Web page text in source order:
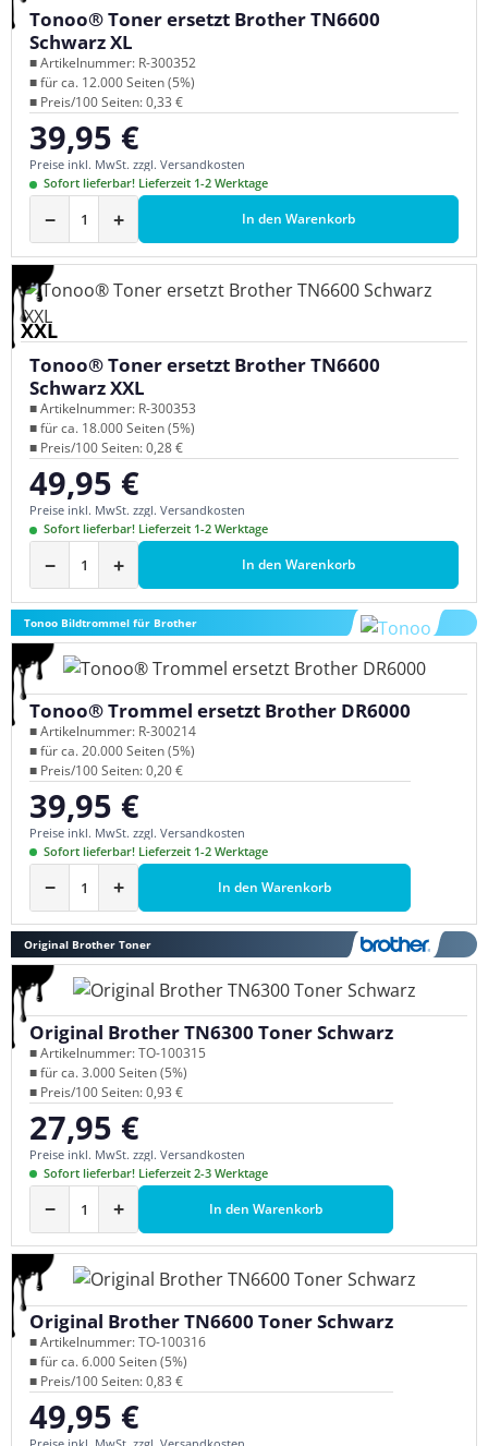
Tonoo® Toner ersetzt Brother TN6600
Schwarz XL
■ Artikelnummer: R-300352
■ für ca. 12.000 Seiten (5%)
■ Preis/100 Seiten: 0,33 €
Regulärer Preis:
39,95 €
Preise inkl. MwSt. zzgl. Versandkosten
Sofort lieferbar! Lieferzeit 1-2 Werktage
− + In den Warenkorb
XXL
Tonoo® Toner ersetzt Brother TN6600
Schwarz XXL
■ Artikelnummer: R-300353
■ für ca. 18.000 Seiten (5%)
■ Preis/100 Seiten: 0,28 €
Regulärer Preis:
49,95 €
Preise inkl. MwSt. zzgl. Versandkosten
Sofort lieferbar! Lieferzeit 1-2 Werktage
− + In den Warenkorb
Tonoo Bildtrommel für Brother
Tonoo® Trommel ersetzt Brother DR6000
■ Artikelnummer: R-300214
■ für ca. 20.000 Seiten (5%)
■ Preis/100 Seiten: 0,20 €
Regulärer Preis:
39,95 €
Preise inkl. MwSt. zzgl. Versandkosten
Sofort lieferbar! Lieferzeit 1-2 Werktage
− + In den Warenkorb
Original Brother Toner
Original Brother TN6300 Toner Schwarz
■ Artikelnummer: TO-100315
■ für ca. 3.000 Seiten (5%)
■ Preis/100 Seiten: 0,93 €
Regulärer Preis:
27,95 €
Preise inkl. MwSt. zzgl. Versandkosten
Sofort lieferbar! Lieferzeit 2-3 Werktage
− + In den Warenkorb
Original Brother TN6600 Toner Schwarz
■ Artikelnummer: TO-100316
■ für ca. 6.000 Seiten (5%)
■ Preis/100 Seiten: 0,83 €
Regulärer Preis:
49,95 €